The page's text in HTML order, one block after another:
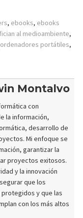
, ebooks, ebooks
al medioambiente,
ordenadores portátiles,
Montalvo
con
la información,
desarrollo de
Mi enfoque se
garantizar la
proyectos exitosos.
y la innovación
que los
y que las
con los más altos